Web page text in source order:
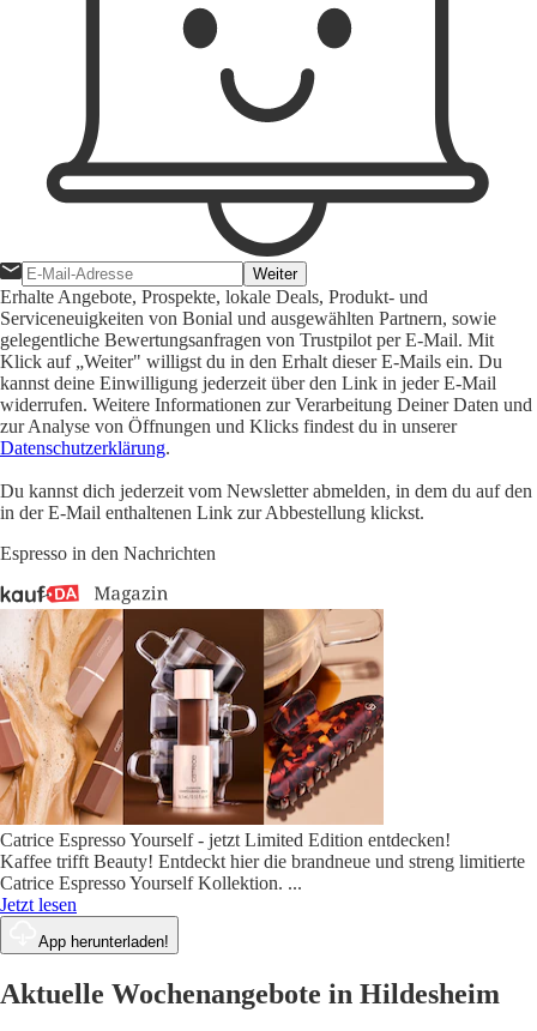
Weiter
Erhalte Angebote, Prospekte, lokale Deals, Produkt- und
Serviceneuigkeiten von Bonial und ausgewählten Partnern, sowie
gelegentliche Bewertungsanfragen von Trustpilot per E-Mail. Mit
Klick auf „Weiter" willigst du in den Erhalt dieser E-Mails ein. Du
kannst deine Einwilligung jederzeit über den Link in jeder E-Mail
widerrufen. Weitere Informationen zur Verarbeitung Deiner Daten und
zur Analyse von Öffnungen und Klicks findest du in unserer
Datenschutzerklärung.
Du kannst dich jederzeit vom Newsletter abmelden, in dem du auf den
in der E-Mail enthaltenen Link zur Abbestellung klickst.
Espresso in den Nachrichten
Catrice Espresso Yourself - jetzt Limited Edition entdecken!
Kaffee trifft Beauty! Entdeckt hier die brandneue und streng limitierte
Catrice Espresso Yourself Kollektion. ...
Jetzt lesen
App herunterladen!
Aktuelle Wochenangebote in Hildesheim